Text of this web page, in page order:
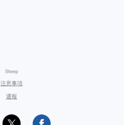
Sheep
注意事項
通報